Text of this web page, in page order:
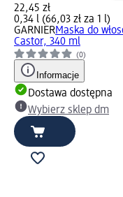
22,45 zł
0,34 l (66,03 zł za 1 l)
GARNIERMaska do
Castor, 340 ml
(0)
Informacje
Dostawa dostępna
Wybierz sklep dm